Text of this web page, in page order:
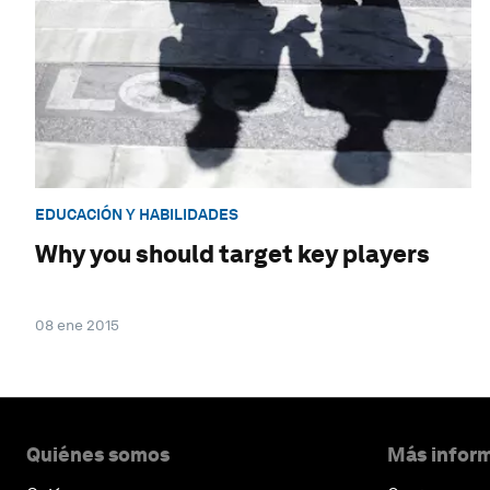
EDUCACIÓN Y HABILIDADES
Why you should target key players
08 ene 2015
Quiénes somos Más